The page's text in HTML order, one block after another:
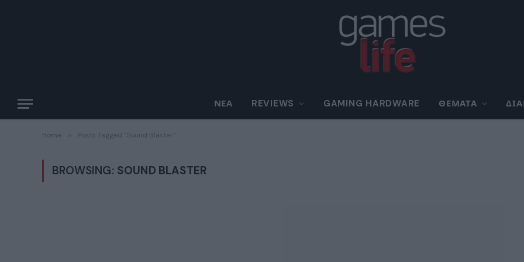
ΝΈΑ REVIEWS GAMING HARDWARE ΘΈΜΑΤΑ
Home Posts Tagged "Sound Blaster"
BROWSING: SOUND BLASTER